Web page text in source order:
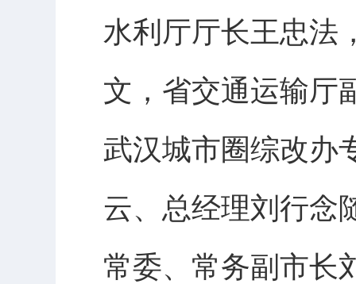
水利厅厅长王忠法
文，省交通运输厅
武汉城市圈综改办
云、总经理刘行念
常委、常务副市长